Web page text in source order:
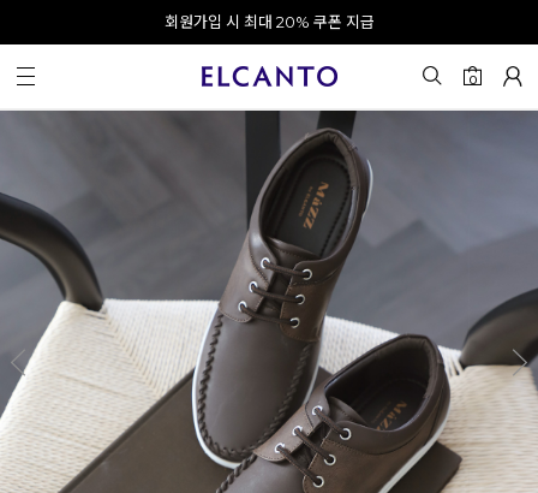
오전 10시 이전 결제 완료 시 오늘 출발!
회원가입 시 최대 20% 쿠폰 지급
0